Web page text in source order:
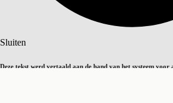
Sluiten
Deze tekst werd vertaald aan de hand van het systeem